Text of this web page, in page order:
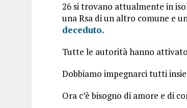
26 si trovano attualmente in
una Rsa di un altro comune e
deceduto.
Tutte le autorità hanno
Dobbiamo impegnarci tutti
Ora c’è bisogno di amore e di